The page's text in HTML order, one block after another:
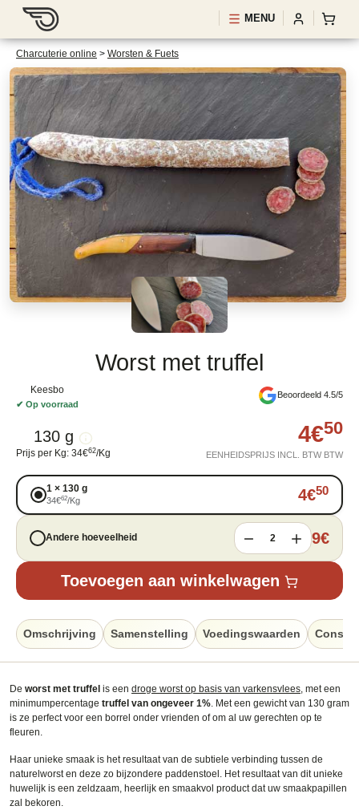
MENU
Charcuterie online > Worsten & Fuets
Worst met truffel
Keesbo
✔ Op voorraad
Beoordeeld 4.5/5
130 g
Prijs per Kg: 34€62/Kg
4€50
EENHEIDSPRIJS INCL. BTW BTW
1 × 130 g
34€62/Kg 4€50
Andere hoeveelheid 2 9€
Toevoegen aan winkelwagen
Omschrijving Samenstelling Voedingswaarden
De worst met truffel is een droge worst op basis van varkensvlees, met een
minimumpercentage truffel van ongeveer 1%. Met een gewicht van 130 gram
is ze perfect voor een borrel onder vrienden of om al uw gerechten op te
fleuren.
Haar unieke smaak is het resultaat van de subtiele verbinding tussen de
naturelworst en deze zo bijzondere paddenstoel. Het resultaat van dit unieke
huwelijk is een zeldzaam, heerlijk en smaakvol product dat uw smaakpapillen
zal bekoren.